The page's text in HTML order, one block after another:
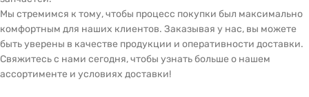
Мы стремимся к тому, чтобы процесс покупки был максимально
комфортным для наших клиентов. Заказывая у нас, вы можете
быть уверены в качестве продукции и оперативности доставки.
Свяжитесь с нами сегодня, чтобы узнать больше о нашем
ассортименте и условиях доставки!